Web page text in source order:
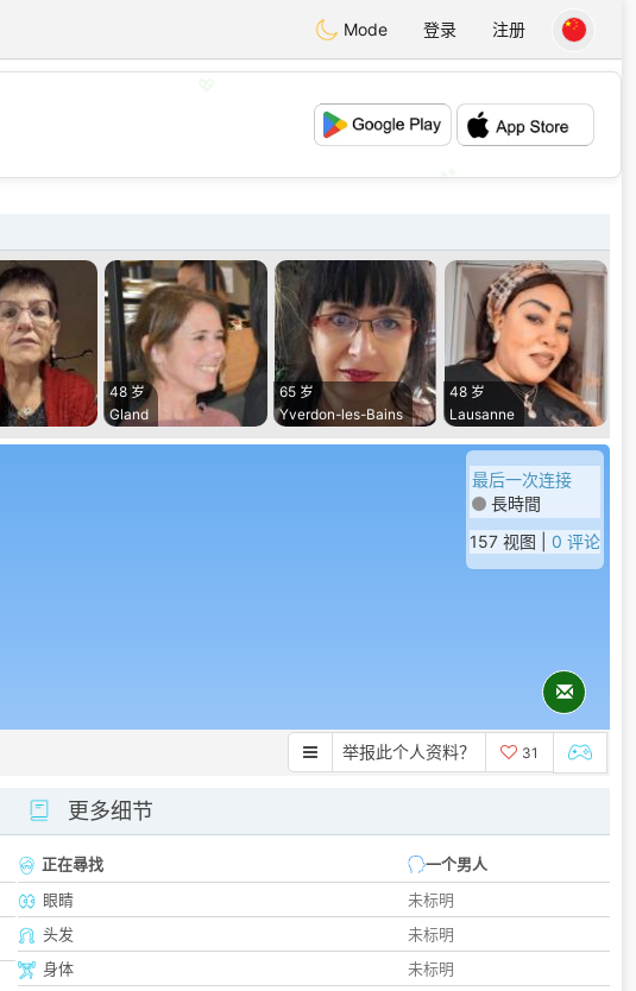
Mode 登录 注册
48 岁
Gland
65 岁
Yverdon-les-Bains
48 岁
Lausanne
最后一次连接
長時間
157 视图 | 0 评论
举报此个人资料？ 31
更多细节
正在尋找
一个男人
眼睛
未标明
头发
未标明
身体
未标明